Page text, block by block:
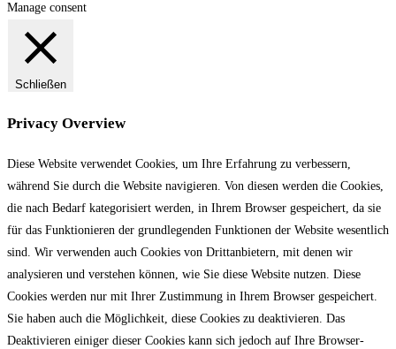
Manage consent
Schließen
Privacy Overview
Diese Website verwendet Cookies, um Ihre Erfahrung zu verbessern,
während Sie durch die Website navigieren. Von diesen werden die Cookies,
die nach Bedarf kategorisiert werden, in Ihrem Browser gespeichert, da sie
für das Funktionieren der grundlegenden Funktionen der Website wesentlich
sind. Wir verwenden auch Cookies von Drittanbietern, mit denen wir
analysieren und verstehen können, wie Sie diese Website nutzen. Diese
Cookies werden nur mit Ihrer Zustimmung in Ihrem Browser gespeichert.
Sie haben auch die Möglichkeit, diese Cookies zu deaktivieren. Das
Deaktivieren einiger dieser Cookies kann sich jedoch auf Ihre Browser-